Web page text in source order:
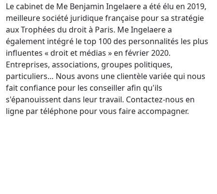
Le cabinet de Me Benjamin Ingelaere a été élu en 2019,
meilleure société juridique française pour sa stratégie
aux Trophées du droit à Paris. Me Ingelaere a
également intégré le top 100 des personnalités les plus
influentes « droit et médias » en février 2020.
Entreprises, associations, groupes politiques,
particuliers… Nous avons une clientèle variée qui nous
fait confiance pour les conseiller afin qu'ils
s'épanouissent dans leur travail. Contactez-nous en
ligne par téléphone pour vous faire accompagner.